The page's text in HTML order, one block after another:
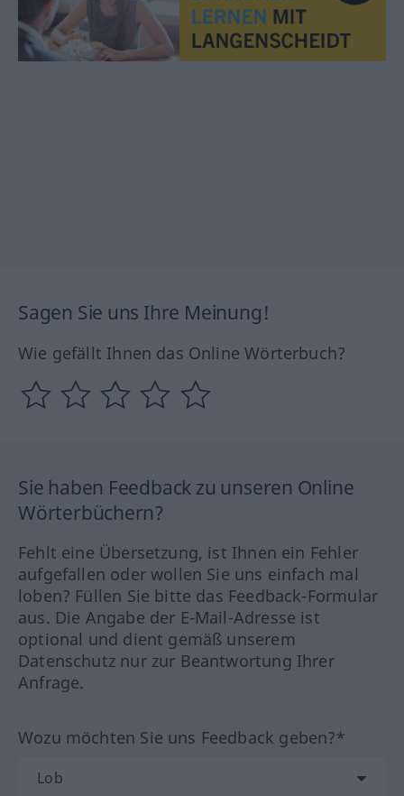
Sagen Sie uns Ihre Meinung!
Wie gefällt Ihnen das Online Wörterbuch?
Sie haben Feedback zu unseren Online
Wörterbüchern?
Fehlt eine Übersetzung, ist Ihnen ein Fehler
aufgefallen oder wollen Sie uns einfach mal
loben? Füllen Sie bitte das Feedback-Formular
aus. Die Angabe der E-Mail-Adresse ist
optional und dient gemäß unserem
Datenschutz nur zur Beantwortung Ihrer
Anfrage.
Wozu möchten Sie uns Feedback geben?*